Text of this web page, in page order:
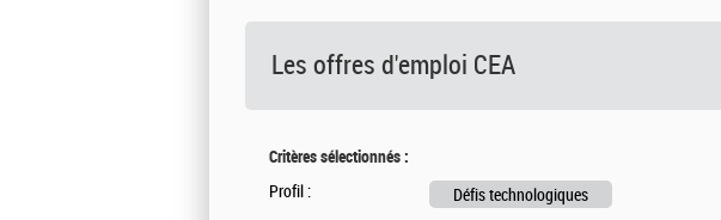
Les offres d'emploi CEA
Critères sélectionnés :
Profil : Défis technologiques